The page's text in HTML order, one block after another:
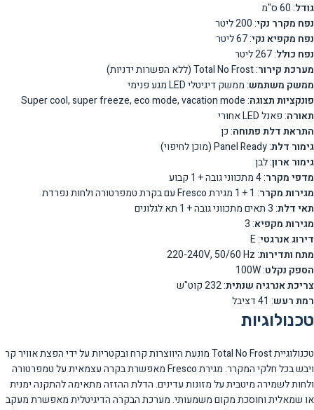
גודל: 60 ס"מ
נפח מקרר נקי: 200 ליטר
נפח מקפיא נקי: 67 ליטר
נפח כולל: 267 ליטר
מערכת קירור: Total No Frost (ללא הפשרות ידניות)
ממשק משתמש: ממשק דיגיטלי LED מגע פנימי
פונקציות תצוגה: Super cool, super freeze, eco mode, vacation mode
תאורה: פאנל LED אחורי
התראת דלת פתוחה: כן
גימור דלת: Panel Ready (מוכן לחיפוי)
גימור ארון: לבן
מדפי מקרר: 4 מתכווני גובה + 1 קבוע
מגירות מקרר: 1 + 1 מגירת Fresco עם בקרת טמפרטורה ולחות נפרדת
תאי דלת: 3 תאים מתכווני גובה + 1 תא לגלונים
מגירות מקפיא: 3
דירוג אנרגטי: E
מתח ותדירות: 220-240V, 50/60 Hz
הספק נקלט: 100W
צריכת אנרגיה שנתית: 232 קוט"ש
רמת רעש: 41 דציבל
טכנולוגיות
טכנולוגיית Total No Frost מונעת היווצרות קרח ובקטריות על ידי הפצת אוויר קר
ויבש בכל חלקי המקרר. מגירת Fresco מאפשרת בקרה עצמאית על טמפרטורה
ולחות לשמירה מיטבית על מזונות עדינים. הדלת ההזזה מתאימה להתקנה ימנית
או שמאלית וחוסכת מקום משמעותי. מערכת הבקרה הדיגיטלית מאפשרת מעקב